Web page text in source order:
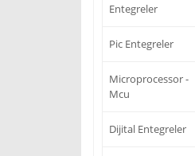
Entegreler
Pic Entegreler
Microprocessor -
Mcu
Dijital Entegreler